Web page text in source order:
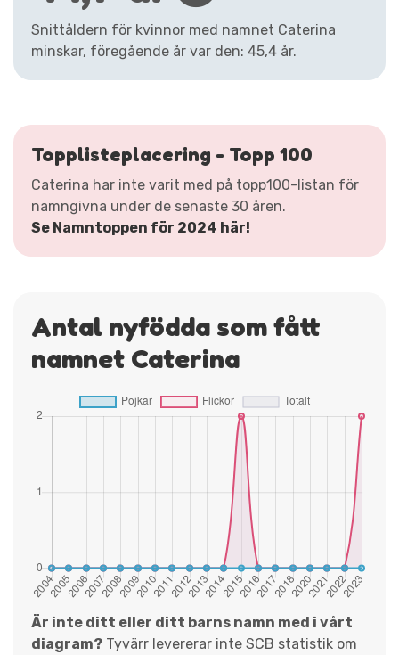
Snittåldern för kvinnor med namnet Caterina
minskar, föregående år var den: 45,4 år.
Topplisteplacering - Topp 100
Caterina har inte varit med på topp100-listan för
namngivna under de senaste 30 åren.
Se Namntoppen för 2024 här!
Antal nyfödda som fått
namnet Caterina
Är inte ditt eller ditt barns namn med i vårt
diagram? Tyvärr levererar inte SCB statistik om